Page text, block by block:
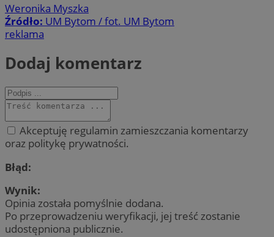
Weronika Myszka
Źródło: UM Bytom / fot. UM Bytom
reklama
Dodaj komentarz
Akceptuję regulamin zamieszczania komentarzy
oraz politykę prywatności.
Błąd:
Wynik:
Opinia została pomyślnie dodana.
Po przeprowadzeniu weryfikacji, jej treść zostanie
udostępniona publicznie.